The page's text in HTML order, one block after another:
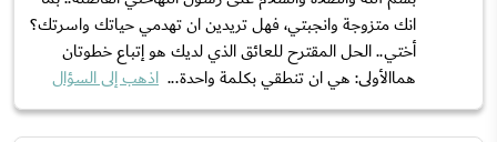
انك متزوجة وانجبتي، فهل تريدين ان تهدمي حياتك واسرتك؟
أختي.. الحل المقترح للعائق الذي لديك هو إتباع خطوتان
هماالأولى: هي ان تنطقي بكلمة واحدة... اذهب إلى السؤال